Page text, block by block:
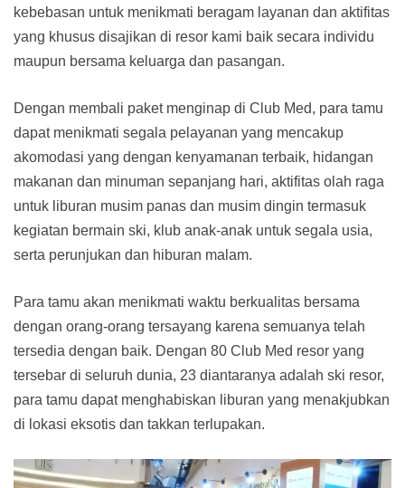
kebebasan untuk menikmati beragam layanan dan aktifitas
yang khusus disajikan di resor kami baik secara individu
maupun bersama keluarga dan pasangan.
Dengan membali paket menginap di Club Med, para tamu
dapat menikmati segala pelayanan yang mencakup
akomodasi yang dengan kenyamanan terbaik, hidangan
makanan dan minuman sepanjang hari, aktifitas olah raga
untuk liburan musim panas dan musim dingin termasuk
kegiatan bermain ski, klub anak-anak untuk segala usia,
serta perunjukan dan hiburan malam.
Para tamu akan menikmati waktu berkualitas bersama
dengan orang-orang tersayang karena semuanya telah
tersedia dengan baik. Dengan 80 Club Med resor yang
tersebar di seluruh dunia, 23 diantaranya adalah ski resor,
para tamu dapat menghabiskan liburan yang menakjubkan
di lokasi eksotis dan takkan terlupakan.